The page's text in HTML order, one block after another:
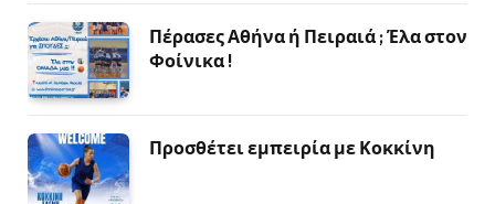
Πέρασες Αθήνα ή Πειραιά ; Έλα στον
Φοίνικα !
Προσθέτει εμπειρία με Κοκκίνη